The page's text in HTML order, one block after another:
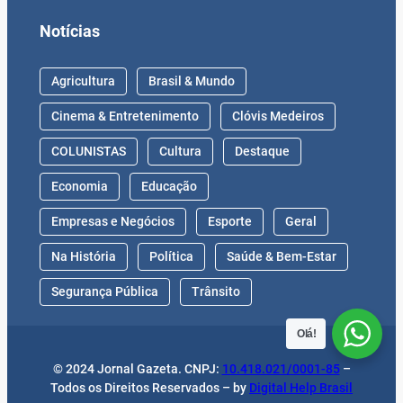
Notícias
Agricultura Brasil & Mundo
Cinema & Entretenimento Clóvis Medeiros
COLUNISTAS Cultura Destaque
Economia Educação
Empresas e Negócios Esporte Geral
Na História Política Saúde & Bem-Estar
Segurança Pública Trânsito
© 2024 Jornal Gazeta. CNPJ: 10.418.021/0001-85–
Todos os Direitos Reservados – by Digital Help Brasil
Olá!